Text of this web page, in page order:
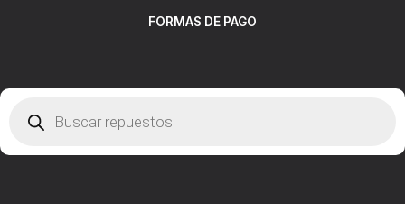
FORMAS DE PAGO
productos